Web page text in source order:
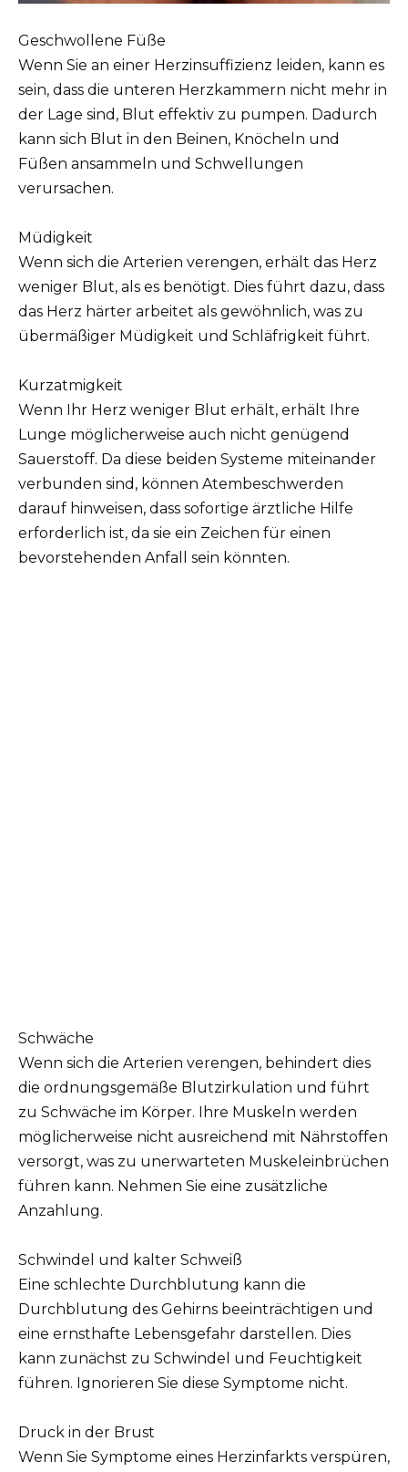
Geschwollene Füße
Wenn Sie an einer Herzinsuffizienz leiden, kann es
sein, dass die unteren Herzkammern nicht mehr in
der Lage sind, Blut effektiv zu pumpen. Dadurch
kann sich Blut in den Beinen, Knöcheln und
Füßen ansammeln und Schwellungen
verursachen.
Müdigkeit
Wenn sich die Arterien verengen, erhält das Herz
weniger Blut, als es benötigt. Dies führt dazu, dass
das Herz härter arbeitet als gewöhnlich, was zu
übermäßiger Müdigkeit und Schläfrigkeit führt.
Kurzatmigkeit
Wenn Ihr Herz weniger Blut erhält, erhält Ihre
Lunge möglicherweise auch nicht genügend
Sauerstoff. Da diese beiden Systeme miteinander
verbunden sind, können Atembeschwerden
darauf hinweisen, dass sofortige ärztliche Hilfe
erforderlich ist, da sie ein Zeichen für einen
bevorstehenden Anfall sein könnten.
Schwäche
Wenn sich die Arterien verengen, behindert dies
die ordnungsgemäße Blutzirkulation und führt
zu Schwäche im Körper. Ihre Muskeln werden
möglicherweise nicht ausreichend mit Nährstoffen
versorgt, was zu unerwarteten Muskeleinbrüchen
führen kann. Nehmen Sie eine zusätzliche
Anzahlung.
Schwindel und kalter Schweiß
Eine schlechte Durchblutung kann die
Durchblutung des Gehirns beeinträchtigen und
eine ernsthafte Lebensgefahr darstellen. Dies
kann zunächst zu Schwindel und Feuchtigkeit
führen. Ignorieren Sie diese Symptome nicht.
Druck in der Brust
Wenn Sie Symptome eines Herzinfarkts verspüren,